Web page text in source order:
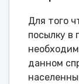
Для того
посылку в
данном